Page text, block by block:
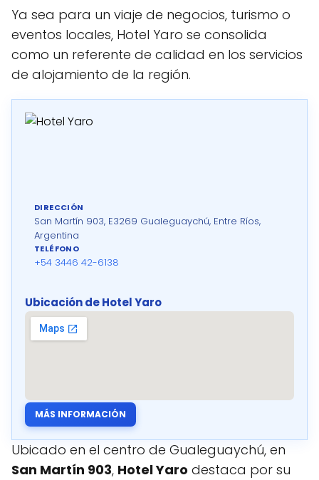
Ya sea para un viaje de negocios, turismo o
eventos locales, Hotel Yaro se consolida
como un referente de calidad en los servicios
de alojamiento de la región.
DIRECCIÓN
San Martín 903, E3269 Gualeguaychú, Entre Ríos,
Argentina
TELÉFONO
+54 3446 42-6138
Ubicación de Hotel Yaro
MÁS INFORMACIÓN
Ubicado en el centro de Gualeguaychú, en
San Martín 903, Hotel Yaro destaca por su